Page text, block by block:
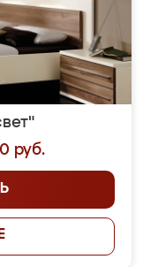
руб.